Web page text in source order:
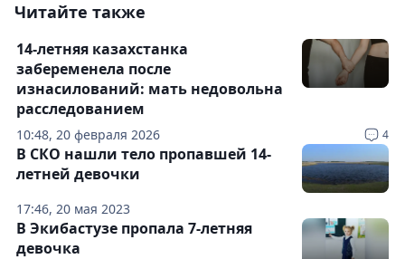
Читайте также
10:48, 20 февраля 2026 4
14-летняя казахстанка
забеременела после
изнасилований: мать недовольна
расследованием
17:46, 20 мая 2023
В СКО нашли тело пропавшей 14-
летней девочки
В Экибастузе пропала 7-летняя
девочка